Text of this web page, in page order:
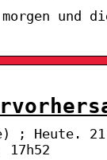
und
; Heute.